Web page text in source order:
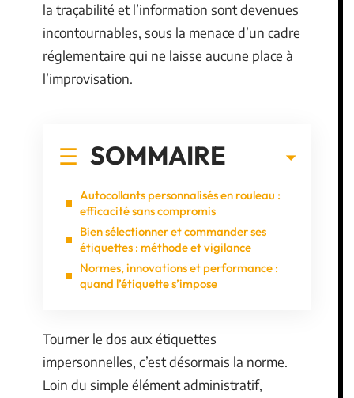
la traçabilité et l’information sont devenues
incontournables, sous la menace d’un cadre
réglementaire qui ne laisse aucune place à
l’improvisation.
SOMMAIRE
Autocollants personnalisés en rouleau :
efficacité sans compromis
Bien sélectionner et commander ses
étiquettes : méthode et vigilance
Normes, innovations et performance :
quand l’étiquette s’impose
Tourner le dos aux étiquettes
impersonnelles, c’est désormais la norme.
Loin du simple élément administratif,